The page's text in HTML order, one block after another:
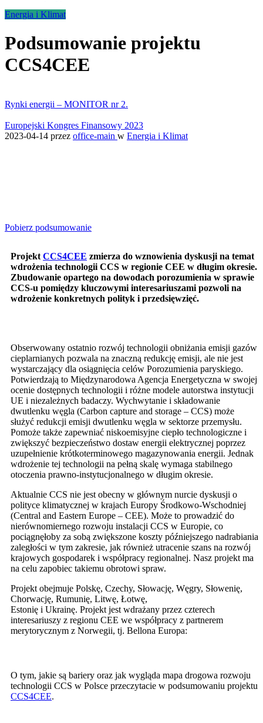
Energia i Klimat
Podsumowanie projektu
CCS4CEE
Rynki energii – MONITOR nr 2.
Europejski Kongres Finansowy 2023
2023-04-14 przez office-main w Energia i Klimat
Pobierz podsumowanie
Projekt CCS4CEE zmierza do wznowienia dyskusji na temat
wdrożenia technologii CCS w regionie CEE w długim okresie.
Zbudowanie opartego na dowodach porozumienia w sprawie
CCS-u pomiędzy kluczowymi interesariuszami pozwoli na
wdrożenie konkretnych polityk i przedsięwzięć.
Obserwowany ostatnio rozwój technologii obniżania emisji gazów
cieplarnianych pozwala na znaczną redukcję emisji, ale nie jest
wystarczający dla osiągnięcia celów Porozumienia paryskiego.
Potwierdzają to Międzynarodowa Agencja Energetyczna w swojej
ocenie dostępnych technologii i różne modele autorstwa instytucji
UE i niezależnych badaczy. Wychwytanie i składowanie
dwutlenku węgla (Carbon capture and storage – CCS) może
służyć redukcji emisji dwutlenku węgla w sektorze przemysłu.
Pomoże także zapewniać niskoemisyjne ciepło technologiczne i
zwiększyć bezpieczeństwo dostaw energii elektrycznej poprzez
uzupełnienie krótkoterminowego magazynowania energii. Jednak
wdrożenie tej technologii na pełną skalę wymaga stabilnego
otoczenia prawno-instytucjonalnego w długim okresie.
Aktualnie CCS nie jest obecny w głównym nurcie dyskusji o
polityce klimatycznej w krajach Europy Środkowo-Wschodniej
(Central and Eastern Europe – CEE). Może to prowadzić do
nierównomiernego rozwoju instalacji CCS w Europie, co
pociągnęłoby za sobą zwiększone koszty późniejszego nadrabiania
zaległości w tym zakresie, jak również utracenie szans na rozwój
krajowych gospodarek i współpracy regionalnej. Nasz projekt ma
na celu zapobiec takiemu obrotowi spraw.
Projekt obejmuje Polskę, Czechy, Słowację, Węgry, Słowenię,
Chorwację, Rumunię, Litwę, Łotwę,
Estonię i Ukrainę. Projekt jest wdrażany przez czterech
interesariuszy z regionu CEE we współpracy z partnerem
merytorycznym z Norwegii, tj. Bellona Europa:
O tym, jakie są bariery oraz jak wygląda mapa drogowa rozwoju
technologii CCS w Polsce przeczytacie w podsumowaniu projektu
CCS4CEE.